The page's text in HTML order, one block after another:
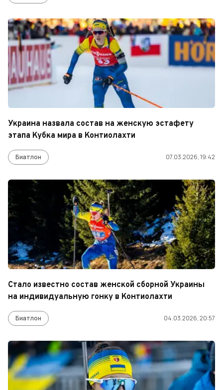
Украина назвала состав на женскую эстафету
этапа Кубка мира в Контиолахти
Биатлон 07.03.2026, 19:42
Стало известно состав женской сборной Украины
на индивидуальную гонку в Контиолахти
Биатлон 04.03.2026, 20:57